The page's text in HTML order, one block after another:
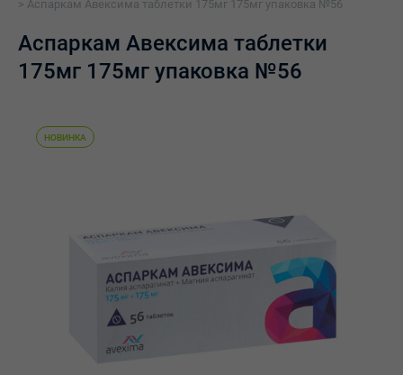
> Аспаркам Авексима таблетки 175мг 175мг упаковка №56
Аспаркам Авексима таблетки
175мг 175мг упаковка №56
НОВИНКА